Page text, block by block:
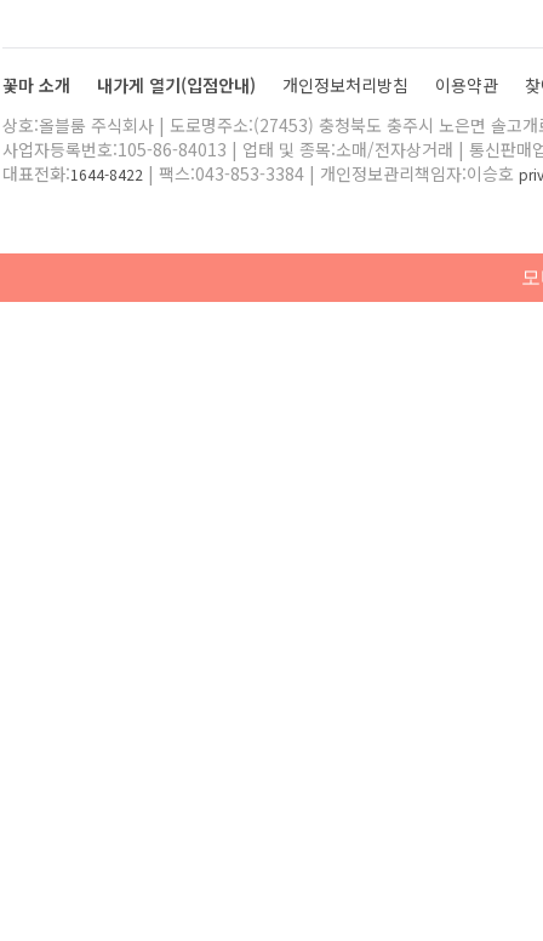
꽃마 소개 내가게 열기(입점안내) 개인정보처리방침 이용약관
상호:올블룸 주식회사 | 도로명주소:(27453) 충청북도 충주시 노은면 솔고
사업자등록번호:105-86-84013 | 업태 및 종목:소매/전자상거래 | 통신판매
대표전화:1644-8422 | 팩스:043-853-3384 | 개인정보관리책임자:이승호